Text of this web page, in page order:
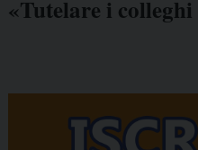
«Tutelare i